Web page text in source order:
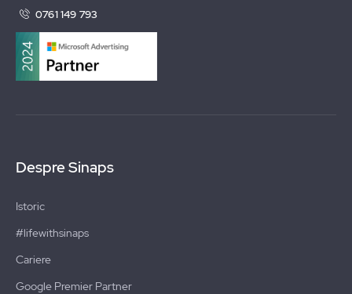
0761 149 793
Despre Sinaps
Istoric
#lifewithsinaps
Cariere
Google Premier Partner